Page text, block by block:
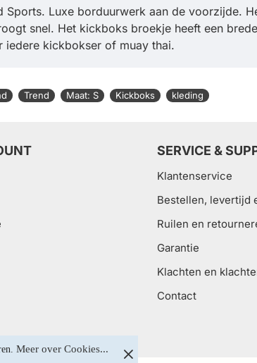
Meer over Cookies...
Luxe borduurwerk aan de voorzijde.
snel. Het kickboks broekje heeft een
iedere kickbokser of muay thai.
Trend Maat: S Kickboks kleding
SERVICE &
Klantenservice
Bestellen, levertijd
Ruilen en
Garantie
Klachten en
Contact